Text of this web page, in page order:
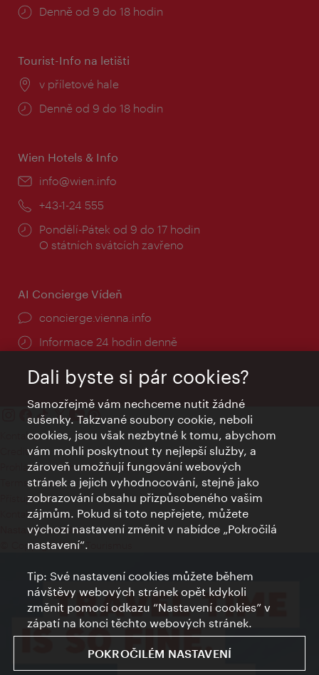
Provozní
Denně od 9 do 18 hodin
Tourist-Info na letišti
Místo:
v příletové hale
Provozní
Denně od 9 do 18 hodin
Wien Hotels & Info
E-
info@wien.info
Telefon:
+43-1-24 555
Provozní
doba:
Pondělí-Pátek od 9 do 17 hodin
O státních svátcích zavřeno
AI Concierge Vídeň
concierge.vienna.info
Informace 24 hodin denně
Kontakty
Credits
Prohlášení o ochraně osobních údajů
Terms of Use
Přístupnost
Kontakt pro tisk
Nastavení cookies
© Copyright Wien Tourismus
Dali byste si pár cookies?
Samozřejmě vám nechceme nutit žádné
sušenky. Takzvané soubory cookie, neboli
cookies, jsou však nezbytné k tomu, abychom
vám mohli poskytnout ty nejlepší služby, a
zároveň umožňují fungování webových
stránek a jejich vyhodnocování, stejně jako
zobrazování obsahu přizpůsobeného vašim
zájmům. Pokud si toto nepřejete, můžete
výchozí nastavení změnit v nabídce „Pokročilá
nastavení“.
Tip: Své nastavení cookies můžete během
návštěvy webových stránek opět kdykoli
změnit pomocí odkazu “Nastavení cookies” v
zápatí na konci těchto webových stránek.
POKROČILÉM NASTAVENÍ